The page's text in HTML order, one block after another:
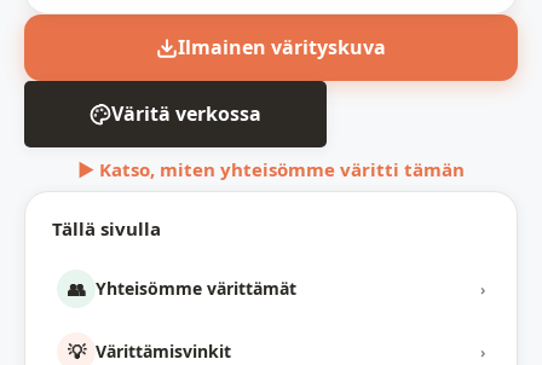
Tällä sivulla
👥 Yhteisömme värittämät ›
💡 Värittämisvinkit ›
Ilmainen värityskuva
Väritä verkossa
▶ Katso, miten yhteisömme väritti tämän